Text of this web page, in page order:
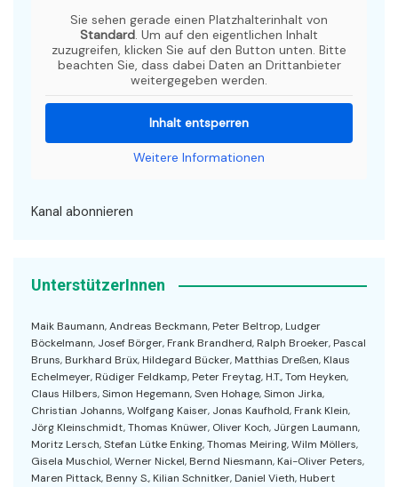
Sie sehen gerade einen Platzhalterinhalt von
Standard. Um auf den eigentlichen Inhalt
zuzugreifen, klicken Sie auf den Button unten. Bitte
beachten Sie, dass dabei Daten an Drittanbieter
weitergegeben werden.
Inhalt entsperren
Weitere Informationen
Kanal abonnieren
UnterstützerInnen
Maik Baumann, Andreas Beckmann, Peter Beltrop, Ludger
Böckelmann, Josef Börger, Frank Brandherd, Ralph Broeker, Pascal
Bruns, Burkhard Brüx, Hildegard Bücker, Matthias Dreßen, Klaus
Echelmeyer, Rüdiger Feldkamp, Peter Freytag, H.T., Tom Heyken,
Claus Hilbers, Simon Hegemann, Sven Hohage, Simon Jirka,
Christian Johanns, Wolfgang Kaiser, Jonas Kaufhold, Frank Klein,
Jörg Kleinschmidt, Thomas Knüwer, Oliver Koch, Jürgen Laumann,
Moritz Lersch, Stefan Lütke Enking, Thomas Meiring, Wilm Möllers,
Gisela Muschiol, Werner Nickel, Bernd Niesmann, Kai-Oliver Peters,
Maren Pittack, Benny S., Kilian Schnitker, Daniel Vieth, Hubert